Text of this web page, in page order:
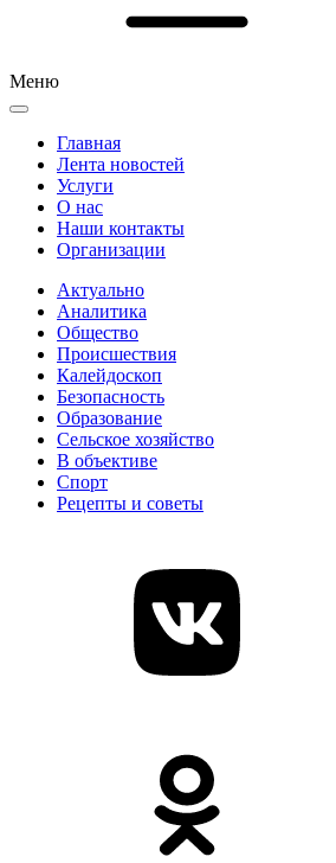
Меню
Главная
Лента новостей
Услуги
О нас
Наши контакты
Организации
Актуально
Аналитика
Общество
Происшествия
Калейдоскоп
Безопасность
Образование
Сельское хозяйство
В объективе
Спорт
Рецепты и советы